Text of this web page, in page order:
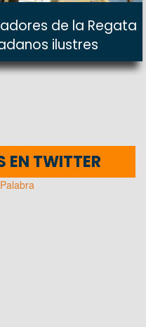
de la Regata
ilustres
EN TWITTER